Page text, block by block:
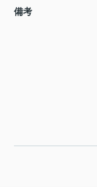
備考